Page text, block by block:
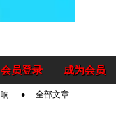
成为会员
会员登录
全部文章